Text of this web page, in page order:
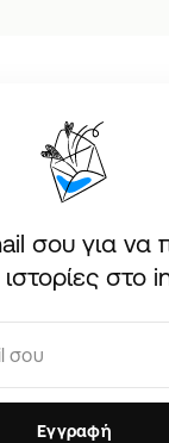
σου για να
στο
Εγγραφή